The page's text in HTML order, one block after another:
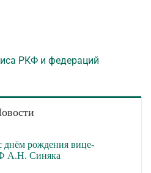
РКФ и федераций
днём рождения вице-
А.Н. Синяка